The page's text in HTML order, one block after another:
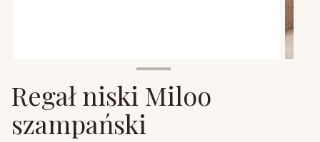
Regał niski Miloo
szampański